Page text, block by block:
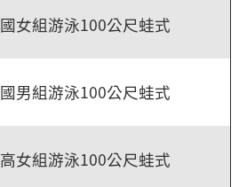
國女組游泳100公尺蛙式
國男組游泳100公尺蛙式
高女組游泳100公尺蛙式